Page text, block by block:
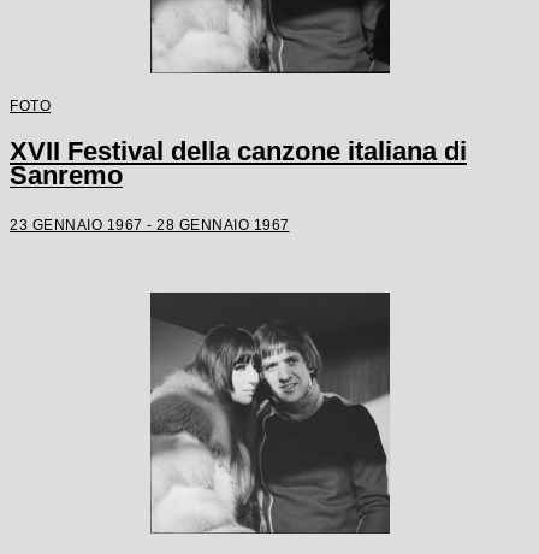
FOTO
XVII Festival della canzone italiana di
Sanremo
23 GENNAIO 1967 - 28 GENNAIO 1967